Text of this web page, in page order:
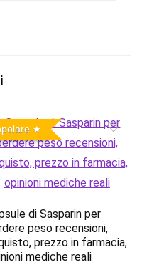
di Sasparin per
peso recensioni,
prezzo in farmacia,
mediche reali